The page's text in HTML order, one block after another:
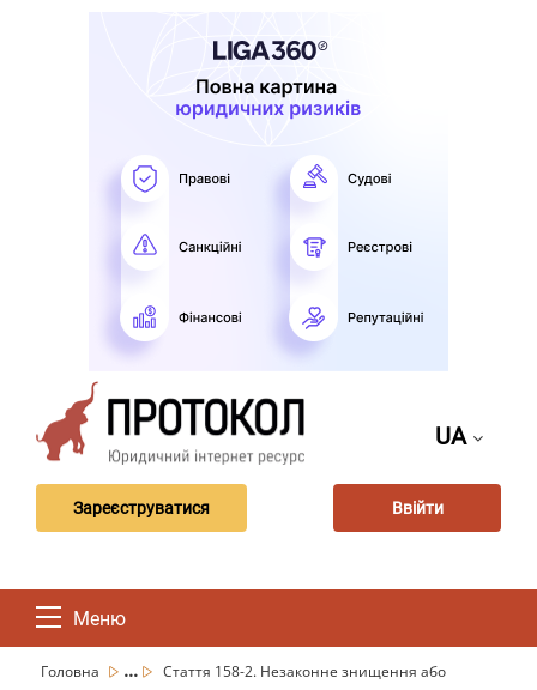
UA
Зареєструватися Ввійти
Меню
Головна ...
Стаття 158-2. Незаконне знищення або